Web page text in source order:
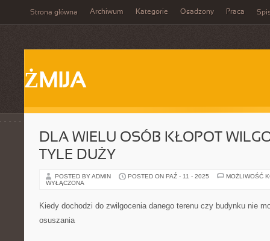
Strona główna Archiwum Kategorie Osadzony Praca
ŻMIJA
DLA WIELU OSÓB KŁOPOT
TYLE DUŻY
POSTED BY ADMIN POSTED ON PAŹ - 11 - 2025
MOŻLIWOŚĆ
WYŁĄCZONA
Kiedy dochodzi do zwilgocenia danego terenu czy budynku nie
osuszania